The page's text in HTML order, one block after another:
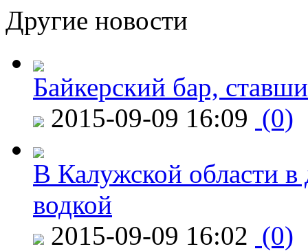
Другие новости
Байкерский бар,
2015-09-09 16:09 (0)
В Калужской области в
водкой
2015-09-09 16:02 (0)